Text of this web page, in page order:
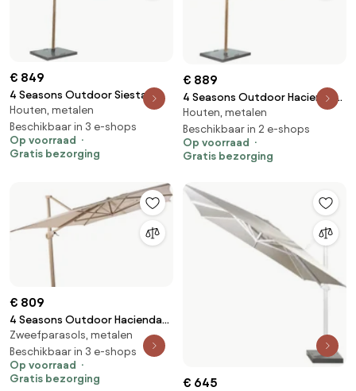
€ 849
4 Seasons Outdoor Siesta
PREMIUM 300 x 300 cm parasol
charcoal, wood look frame
Parasol houtkleur
weerbestendig
Houten, metalen
Beschikbaar in 3 e-shops
Op voorraad
Gratis bezorging
€ 889
4 Seasons Outdoor Hacienda
parasol 300 x 400 cm zand,
wood look frame Parasol beige
weerbestendig
Houten, metalen
Beschikbaar in 2 e-shops
Op voorraad
Gratis bezorging
€ 809
4 Seasons Outdoor Hacienda
parasol met latte frame en
zandkleurig doek 300 x 400 cm
Parasol beige weerbestendig
Zweefparasols, metalen
Beschikbaar in 3 e-shops
Op voorraad
Gratis bezorging
€ 645